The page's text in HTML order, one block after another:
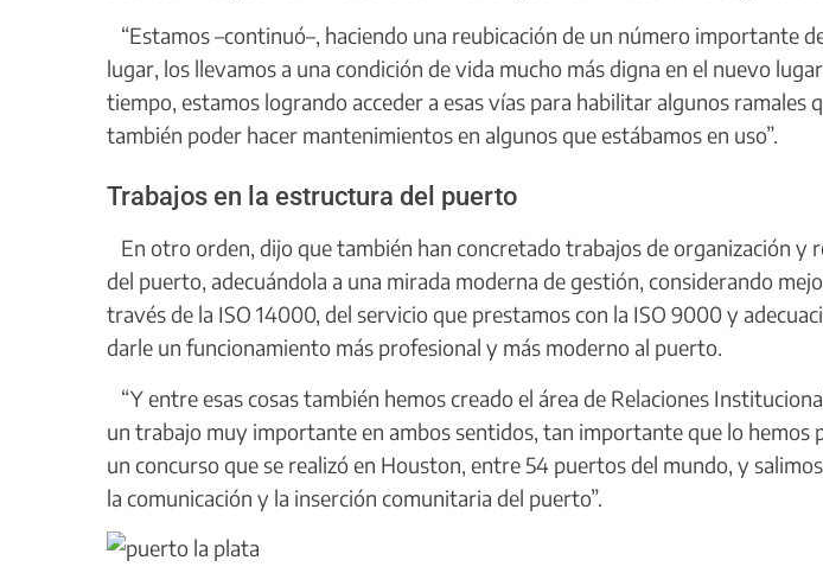
“Estamos –continuó–, haciendo una reubicación de un número importante
lugar, los llevamos a una condición de vida mucho más digna en el nuevo
tiempo, estamos logrando acceder a esas vías para habilitar algunos ramales
también poder hacer mantenimientos en algunos que estábamos en uso”.
Trabajos en la estructura del puerto
En otro orden, dijo que también han concretado trabajos de organización y
del puerto, adecuándola a una mirada moderna de gestión, considerando
través de la ISO 14000, del servicio que prestamos con la ISO 9000 y
darle un funcionamiento más profesional y más moderno al puerto.
“Y entre esas cosas también hemos creado el área de Relaciones
un trabajo muy importante en ambos sentidos, tan importante que lo hemos
un concurso que se realizó en Houston, entre 54 puertos del mundo, y
la comunicación y la inserción comunitaria del puerto”.